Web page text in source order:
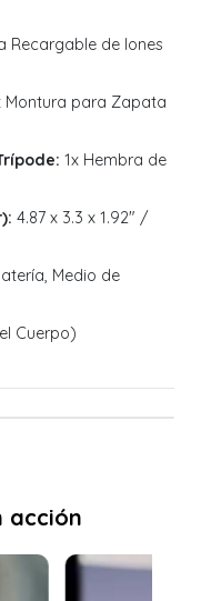
Recargable de Iones
Montura para Zapata
1x Hembra de
4.87 x 3.3 x 1.92" /
Medio de
Cuerpo)